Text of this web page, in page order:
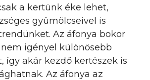
a kertünk éke lehet,
gyümölcseivel is
Az áfonya bokor
igényel különösebb
így akár kezdő kertészek is
Az áfonya az